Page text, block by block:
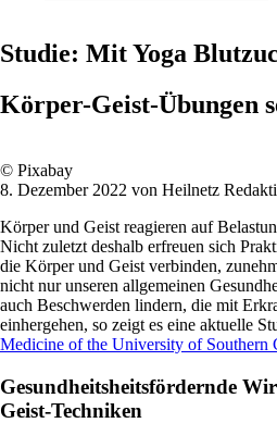
Studie: Mit Yoga
Körper-Geist-Übungen
© Pixabay
8. Dezember 2022 von Heilnetz
Körper und Geist reagieren auf
Nicht zuletzt deshalb erfreuen sich
die Körper und Geist verbinden,
nicht nur unseren allgemeinen
auch Beschwerden lindern, die mit
einhergehen, so zeigt es eine aktuelle
Medicine of the University of Southern
Gesundheitsheitsfördernde
Geist-Techniken